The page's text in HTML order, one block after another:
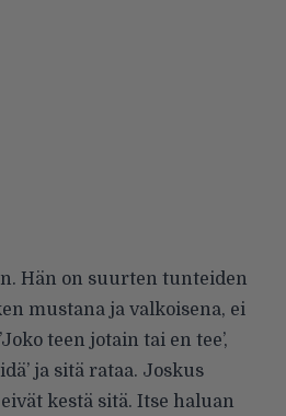
Hän on suurten tunteiden
mustana ja valkoisena, ei
teen jotain tai en tee’,
ja sitä rataa. Joskus
kestä sitä. Itse haluan